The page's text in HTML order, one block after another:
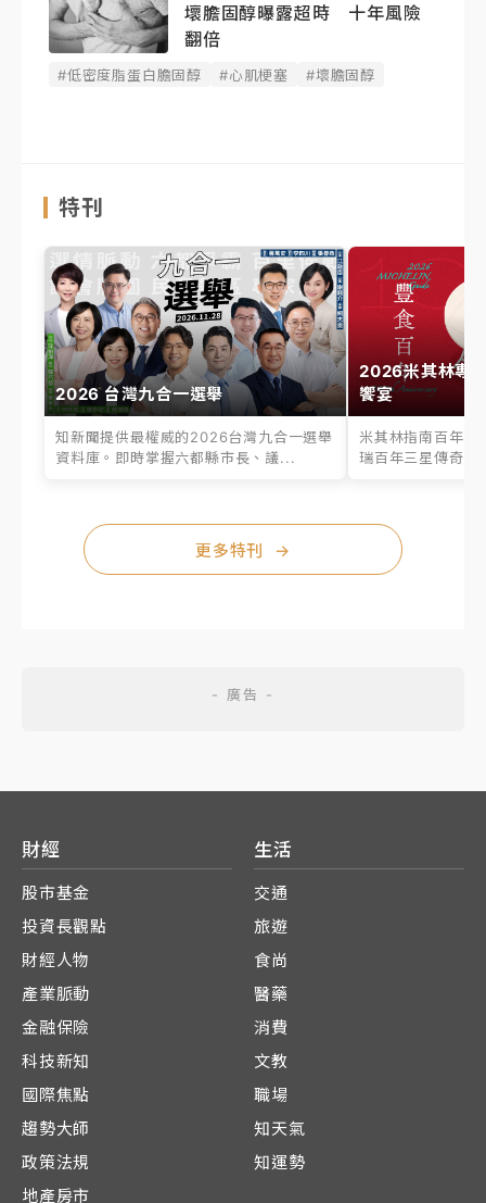
壞膽固醇曝露超時 十年風險
翻倍
#低密度脂蛋白膽固醇 #心肌梗塞 #壞膽固醇
特刊
2026 台灣九合一選舉
知新聞提供最權威的2026台灣九合一選舉
資料庫。即時掌握六都縣市長、議...
2026米其林專
饗宴
米其林指南百年之
瑞百年三星傳奇、
更多特刊 →
財經
股市基金
投資長觀點
財經人物
產業脈動
金融保險
科技新知
國際焦點
趨勢大師
政策法規
地產房市
生活
交通
旅遊
食尚
醫藥
消費
文教
職場
知天氣
知運勢